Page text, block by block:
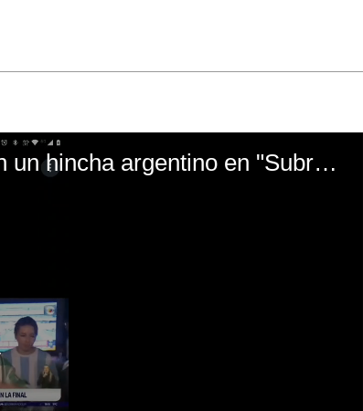
El mal momento de Yanina Gasañol con un hincha argentino en "Subrayado"